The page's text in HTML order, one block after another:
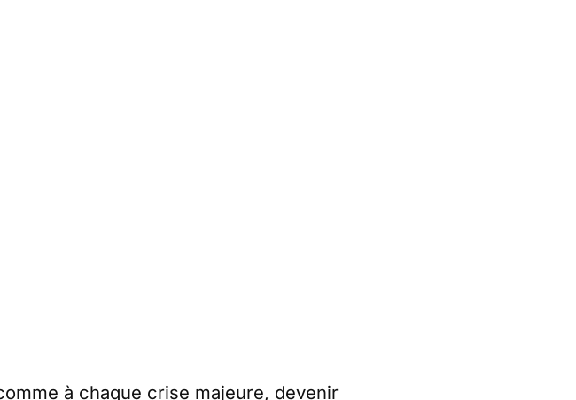
à chaque crise majeure, devenir